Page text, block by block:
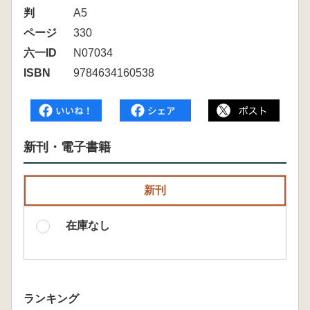
判
A5
ページ
330
六一ID
N07034
ISBN
9784634160538
新刊・電子書籍
新刊
在庫なし
ランキング